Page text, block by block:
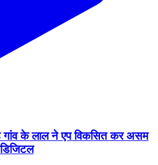
गांव के लाल ने एप विकसित कर असम